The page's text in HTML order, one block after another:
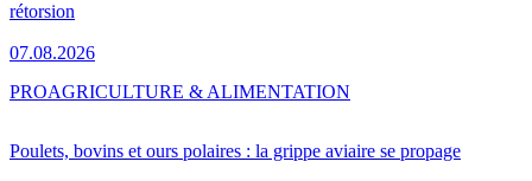
rétorsion
07.08.2026
Poulets, bovins et ours polaires : la grippe aviaire se propage
PROAGRICULTURE & ALIMENTATION